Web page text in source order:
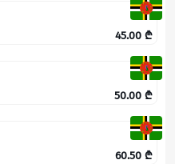
45.00 ₾
50.00 ₾
60.50 ₾